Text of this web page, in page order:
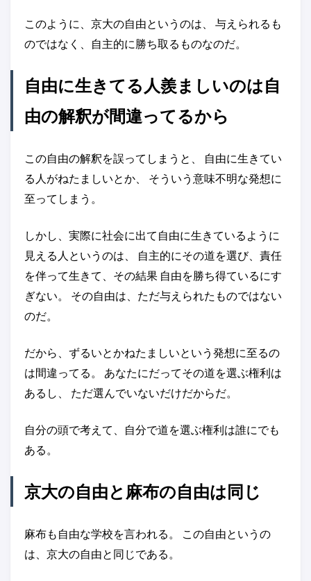
このように、京大の自由というのは、 与えられるも
のではなく、自主的に勝ち取るものなのだ。
自由に生きてる人羨ましいのは自
由の解釈が間違ってるから
この自由の解釈を誤ってしまうと、 自由に生きてい
る人がねたましいとか、 そういう意味不明な発想に
至ってしまう。
しかし、実際に社会に出て自由に生きているように
見える人というのは、 自主的にその道を選び、責任
を伴って生きて、その結果 自由を勝ち得ているにす
ぎない。 その自由は、ただ与えられたものではない
のだ。
だから、ずるいとかねたましいという発想に至るの
は間違ってる。 あなたにだってその道を選ぶ権利は
あるし、 ただ選んでいないだけだからだ。
自分の頭で考えて、自分で道を選ぶ権利は誰にでも
ある。
京大の自由と麻布の自由は同じ
麻布も自由な学校を言われる。 この自由というの
は、京大の自由と同じである。